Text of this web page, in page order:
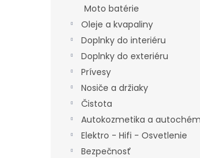
Moto batérie
Oleje a kvapaliny
Doplnky do interiéru
Doplnky do exteriéru
Prívesy
Nosiče a držiaky
Čistota
Autokozmetika a
Elektro - Hifi - Osvetlenie
Bezpečnosť